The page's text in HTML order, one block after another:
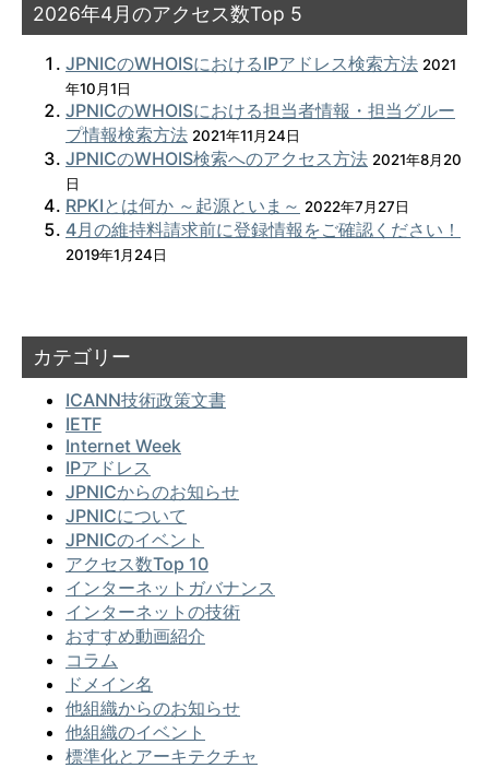
2026年4月のアクセス数Top 5
JPNICのWHOISにおけるIPアドレス検索方法 2021
年10月1日
JPNICのWHOISにおける担当者情報・担当グルー
プ情報検索方法 2021年11月24日
JPNICのWHOIS検索へのアクセス方法 2021年8月20
日
RPKIとは何か ～起源といま～ 2022年7月27日
4月の維持料請求前に登録情報をご確認ください！
2019年1月24日
カテゴリー
ICANN技術政策文書
IETF
Internet Week
IPアドレス
JPNICからのお知らせ
JPNICについて
JPNICのイベント
アクセス数Top 10
インターネットガバナンス
インターネットの技術
おすすめ動画紹介
コラム
ドメイン名
他組織からのお知らせ
他組織のイベント
標準化とアーキテクチャ